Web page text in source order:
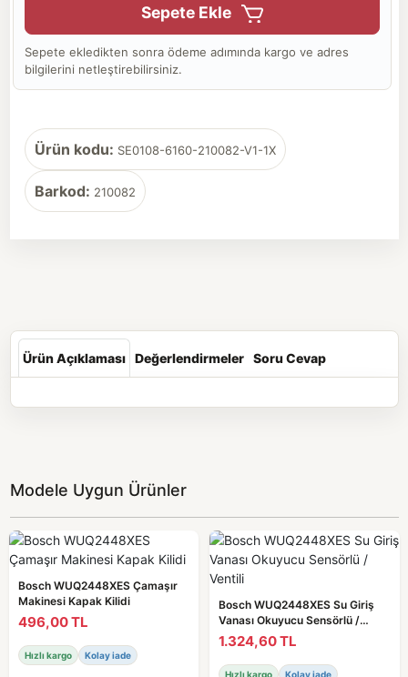
Sepete Ekle
Sepete ekledikten sonra ödeme adımında kargo ve adres
bilgilerini netleştirebilirsiniz.
Ürün kodu: SE0108-6160-210082-V1-1X
Barkod: 210082
Ürün Açıklaması Değerlendirmeler Soru Cevap
Modele Uygun Ürünler
Bosch WUQ2448XES Çamaşır
Makinesi Kapak Kilidi
496,00 TL
Hızlı kargo Kolay iade
Bosch WUQ2448XES Su Giriş
Vanası Okuyucu Sensörlü /
Ventili
1.324,60 TL
Hızlı kargo Kolay iade